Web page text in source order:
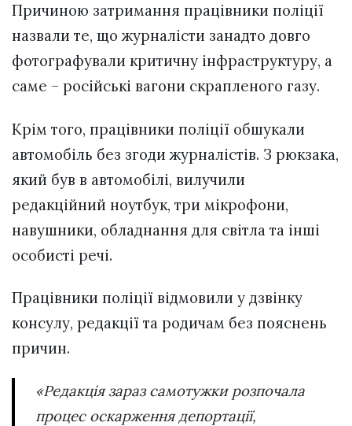
Причиною затримання працівники поліції
назвали те, що журналісти занадто довго
фотографували критичну інфраструктуру, а
саме – російські вагони скрапленого газу.
Крім того, працівники поліції обшукали
автомобіль без згоди журналістів. З рюкзака,
який був в автомобілі, вилучили
редакційний ноутбук, три мікрофони,
навушники, обладнання для світла та інші
особисті речі.
Працівники поліції відмовили у дзвінку
консулу, редакції та родичам без пояснень
причин.
«Редакція зараз самотужки розпочала
процес оскарження депортації,